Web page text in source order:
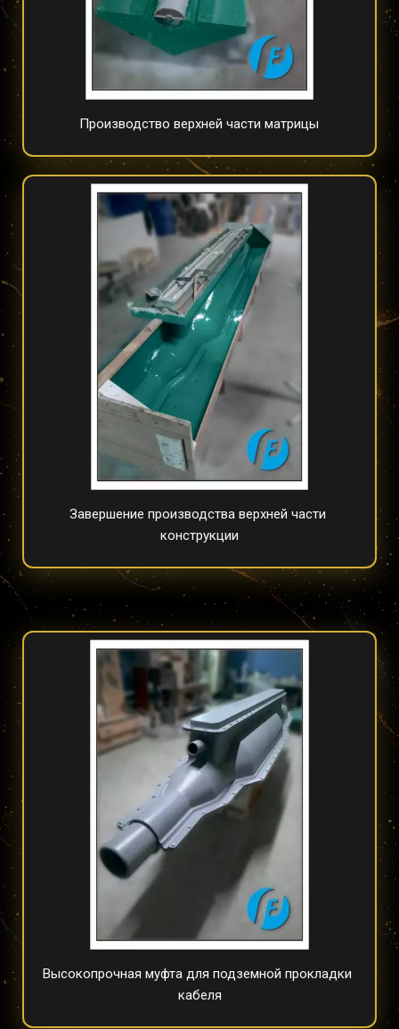
Производство верхней части матрицы
Завершение производства верхней части
конструкции
Высокопрочная муфта для подземной прокладки
кабеля